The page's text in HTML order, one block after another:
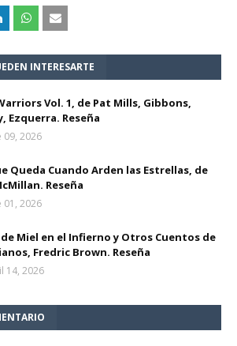
INTERESARTE
Vol. 1, de Pat Mills, Gibbons,
Ezquerra. Reseña
09, 2026
Queda Cuando Arden las Estrellas, de
Reseña
01, 2026
Miel en el Infierno y Otros Cuentos de
Fredric Brown. Reseña
14, 2026